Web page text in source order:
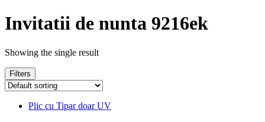
Invitatii de nunta 9216ek
Showing the single result
Filters
Plic cu Tipar doar UV